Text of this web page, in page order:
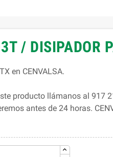
/ DISIPADOR
en CENVALSA.
producto llámanos al 917
antes de 24 horas.